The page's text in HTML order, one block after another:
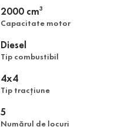
2000 cm3
Capacitate motor
Diesel
Tip combustibil
4x4
Tip tracțiune
5
Numărul de locuri